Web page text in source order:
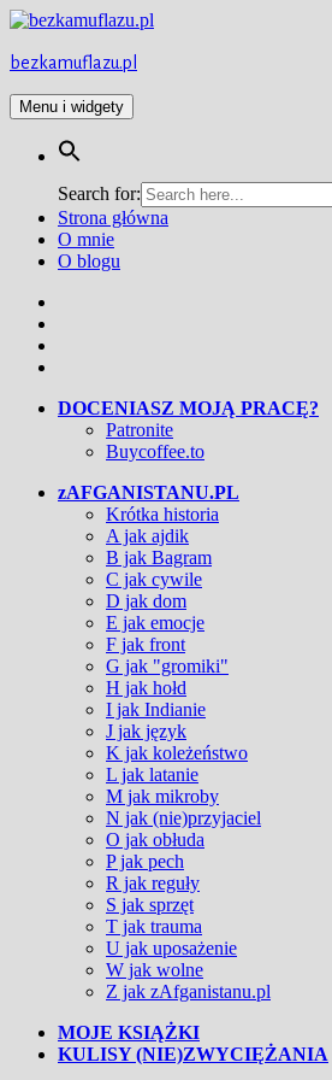
Przejdź
treści
bezkamuflazu.pl
Menu i widgety
Search for:
Strona główna
O mnie
O blogu
DOCENIASZ MOJĄ PRACĘ?
Patronite
Buycoffee.to
zAFGANISTANU.PL
Krótka historia
A jak ajdik
B jak Bagram
C jak cywile
D jak dom
E jak emocje
F jak front
G jak "gromiki"
H jak hołd
I jak Indianie
J jak język
K jak koleżeństwo
L jak latanie
M jak mikroby
N jak (nie)przyjaciel
O jak obłuda
P jak pech
R jak reguły
S jak sprzęt
T jak trauma
U jak uposażenie
W jak wolne
Z jak zAfganistanu.pl
MOJE KSIĄŻKI
KULISY (NIE)ZWYCIĘŻANIA